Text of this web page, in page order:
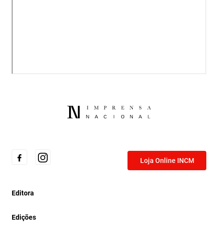
Loja Online INCM
Editora
Edições